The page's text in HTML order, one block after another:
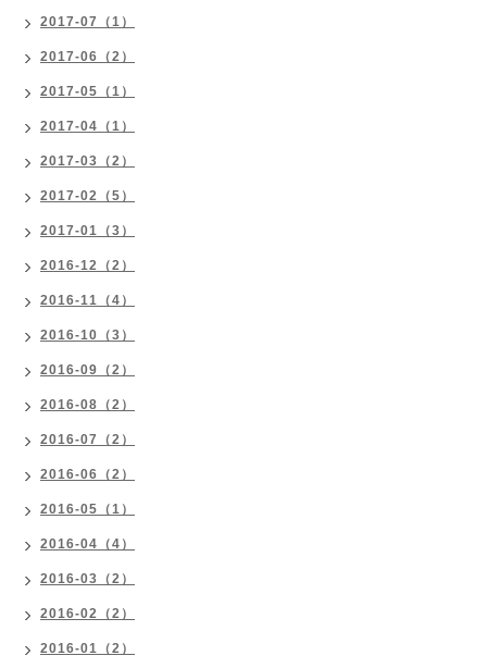
2017-07（1）
2017-06（2）
2017-05（1）
2017-04（1）
2017-03（2）
2017-02（5）
2017-01（3）
2016-12（2）
2016-11（4）
2016-10（3）
2016-09（2）
2016-08（2）
2016-07（2）
2016-06（2）
2016-05（1）
2016-04（4）
2016-03（2）
2016-02（2）
2016-01（2）